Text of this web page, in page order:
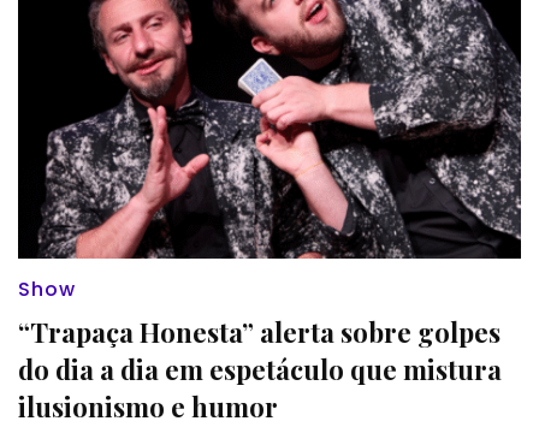
Show
“Trapaça Honesta” alerta sobre golpes
do dia a dia em espetáculo que mistura
ilusionismo e humor